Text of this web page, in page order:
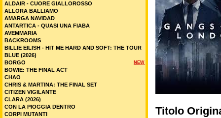
Titolo
ALDAIR - CUORE GIALLOROSSO
ALLORA BALLIAMO
AMARGA NAVIDAD
ANTARTICA - QUASI UNA FIABA
AVEMMARIA
BACKROOMS
BILLIE EILISH - HIT ME HARD AND SOFT: THE TOUR
BLUE (2026)
NEW
BORGO
BOWIE: THE FINAL ACT
CHAO
CHRIS & MARTINA: THE FINAL SET
CITIZEN VIGILANTE
CLARA (2026)
CON LA PIOGGIA DENTRO
CORPI MUTANTI